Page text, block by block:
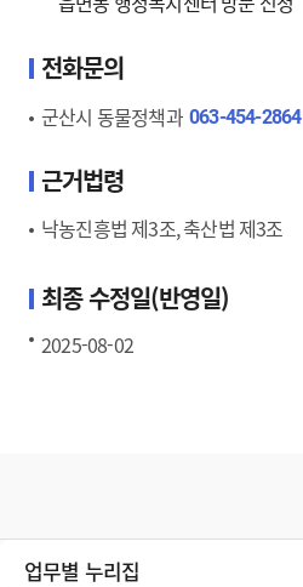
전화문의
군산시 동물정책과 063-454-2864
근거법령
낙농진흥법 제3조, 축산법 제3조
최종 수정일(반영일)
2025-08-02
업무별 누리집